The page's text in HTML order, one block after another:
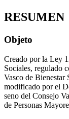
RESUMEN
Objeto
Creado por la Ley
Sociales, regulado
Vasco de
modificado por el
seno del Consejo
de Personas